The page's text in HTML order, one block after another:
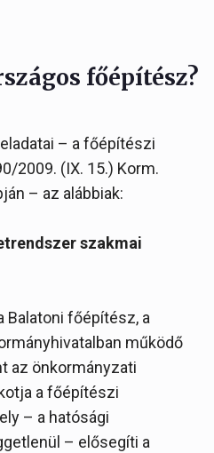
főépítész?
– a főépítészi
2009. (IX. 15.) Korm.
– az alábbiak:
szakmai
Balatoni főépítész, a
működő
az önkormányzati
a főépítészi
– a hatósági
– elősegíti a